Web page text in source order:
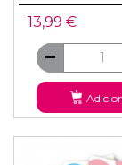
13,99 €